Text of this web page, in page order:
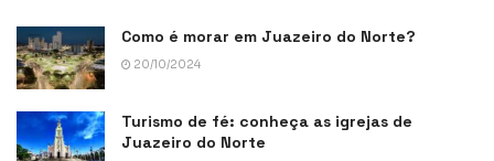
Como é morar em Juazeiro do Norte?
20/10/2024
Turismo de fé: conheça as igrejas de
Juazeiro do Norte